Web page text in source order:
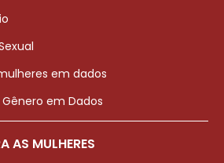
em dados
em Dados
AS MULHERES